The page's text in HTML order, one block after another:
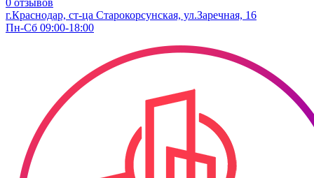
0 отзывов
г.Краснодар, ст-ца Старокорсунская, ул.Заречная, 16
Пн-Сб 09:00-18:00